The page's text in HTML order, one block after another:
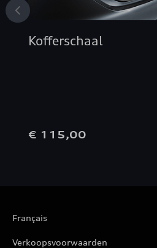
Kofferschaal
€ 115,00
Français
Verkoopsvoorwaarden